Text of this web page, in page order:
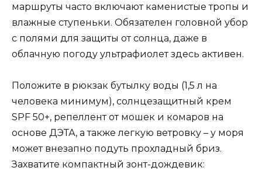
маршруты часто включают каменистые тропы и
влажные ступеньки. Обязателен головной убор
с полями для защиты от солнца, даже в
облачную погоду ультрафиолет здесь активен.
Положите в рюкзак бутылку воды (1,5 л на
человека минимум), солнцезащитный крем
SPF 50+, репеллент от мошек и комаров на
основе ДЭТА, а также легкую ветровку – у моря
может внезапно подуть прохладный бриз.
Захватите компактный зонт-дождевик: